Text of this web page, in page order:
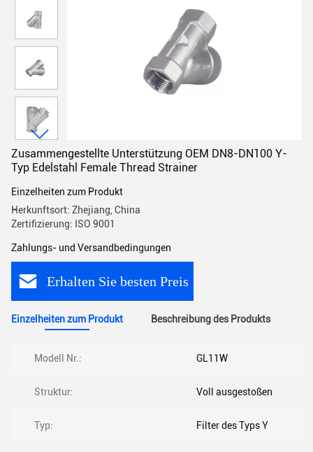
Zusammengestellte Unterstützung OEM DN8-DN100 Y-
Typ Edelstahl Female Thread Strainer
Einzelheiten zum Produkt
Herkunftsort: Zhejiang, China
Zertifizierung: ISO 9001
Zahlungs- und Versandbedingungen
Erhalten Sie besten Preis
Einzelheiten zum Produkt Beschreibung des Produkts
Modell Nr.: GL11W
Struktur: Voll ausgestoßen
Typ: Filter des Typs Y